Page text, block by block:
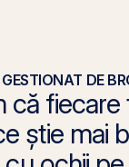
DE
că fiecare
știe mai